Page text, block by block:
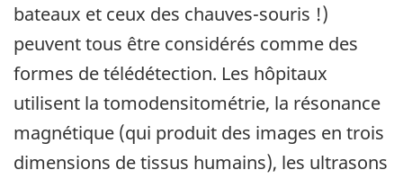
bateaux et ceux des chauves-souris !)
peuvent tous être considérés comme des
formes de télédétection. Les hôpitaux
utilisent la tomodensitométrie, la résonance
magnétique (qui produit des images en trois
dimensions de tissus humains), les ultrasons